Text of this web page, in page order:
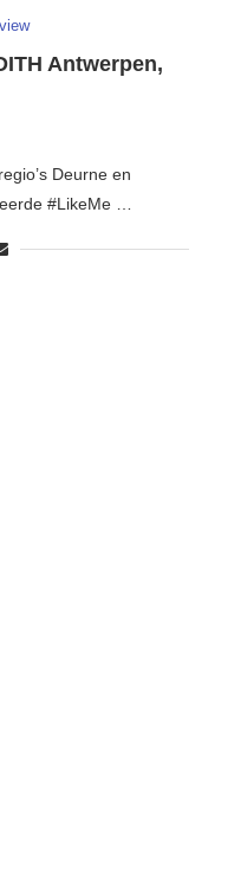
Antwerpen,
Deurne en
#LikeMe …